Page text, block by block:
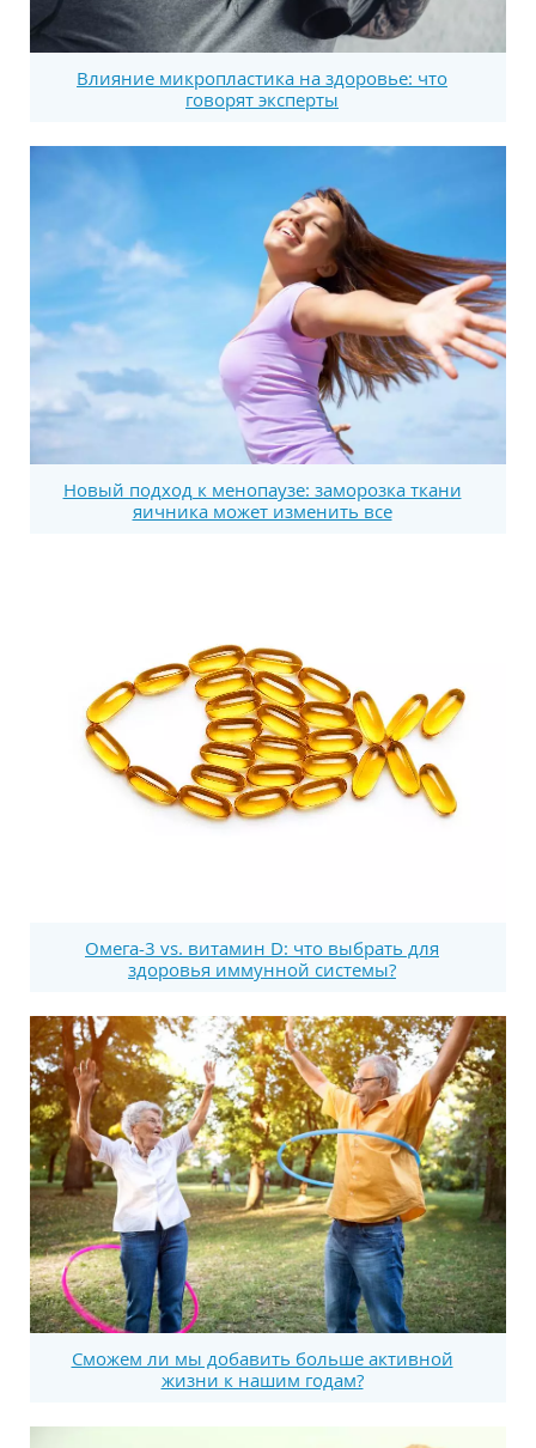
Влияние микропластика на здоровье: что
говорят эксперты
Новый подход к менопаузе: заморозка ткани
яичника может изменить все
Омега-3 vs. витамин D: что выбрать для
здоровья иммунной системы?
Сможем ли мы добавить больше активной
жизни к нашим годам?